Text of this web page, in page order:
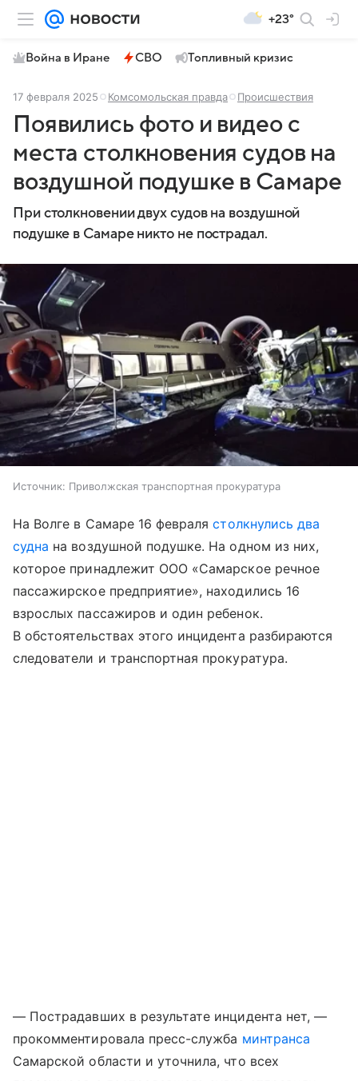
+23°
Война в Иране СВО Топливный кризис
17 февраля 2025 Комсомольская правда Происшествия
Появились фото и видео с
места столкновения судов на
воздушной подушке в Самаре
При столкновении двух судов на воздушной
подушке в Самаре никто не пострадал.
Источник: Приволжская транспортная прокуратура
На Волге в Самаре 16 февралястолкнулись два
судна на воздушной подушке. На одном из них,
которое принадлежит ООО «Самарское речное
пассажирское предприятие», находились 16
взрослых пассажиров и один ребенок.
В обстоятельствах этого инцидента разбираются
следователи и транспортная прокуратура.
— Пострадавших в результате инцидента нет, —
прокомментировала пресс-служба минтранса
Самарской области и уточнила, что всех